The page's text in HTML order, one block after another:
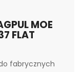
MOE
FLAT
fabrycznych